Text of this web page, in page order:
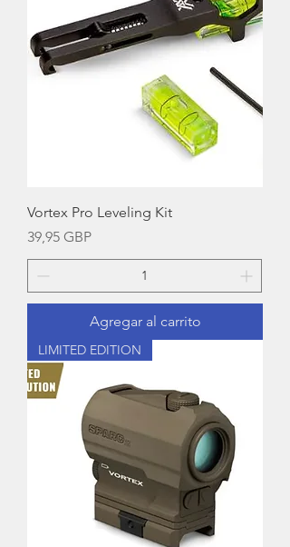
Vortex Pro Leveling Kit
Precio
39,95 GBP
Agregar al carrito
LIMITED EDITION